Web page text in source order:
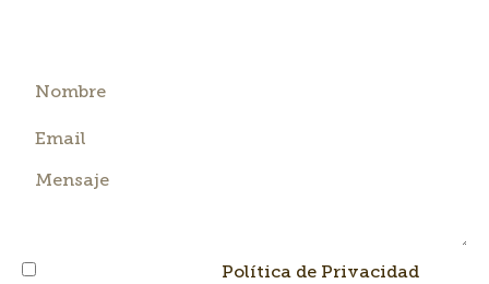
Política de Privacidad